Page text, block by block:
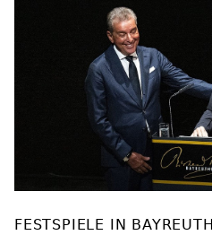
FESTSPIELE IN BAYREUTH